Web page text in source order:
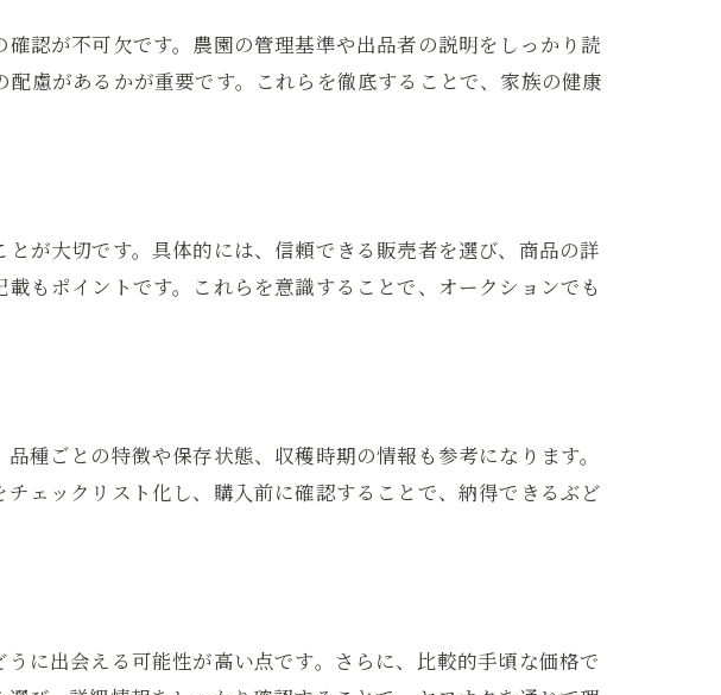
心して利用する方法
方法
管理
ント
売品の保存実例
ポイント
リット
める前に知るべきこと
極める方法
認が不可欠です。農園の管理基準や出品者の説明をしっかり読
慮があるかが重要です。これらを徹底することで、家族の健康
が大切です。具体的には、信頼できる販売者を選び、商品の詳
もポイントです。これらを意識することで、オークションでも
種ごとの特徴や保存状態、収穫時期の情報も参考になります。
ェックリスト化し、購入前に確認することで、納得できるぶど
に出会える可能性が高い点です。さらに、比較的手頃な価格で